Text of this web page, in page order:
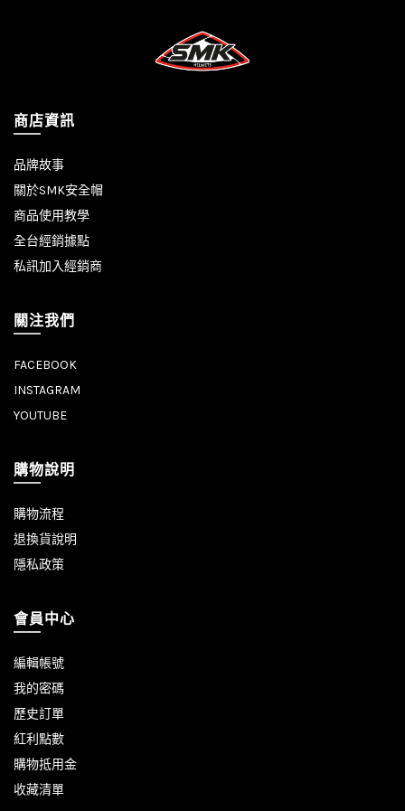
商店資訊
品牌故事
關於SMK安全帽
商品使用教學
全台經銷據點
私訊加入經銷商
關注我們
FACEBOOK
INSTAGRAM
YOUTUBE
購物說明
購物流程
退換貨說明
隱私政策
會員中心
編輯帳號
我的密碼
歷史訂單
紅利點數
購物抵用金
收藏清單